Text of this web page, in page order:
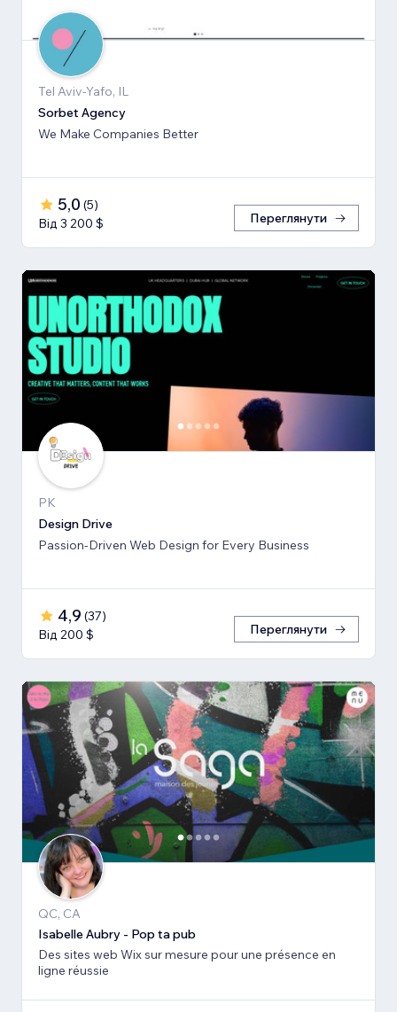
Tel Aviv-Yafo, IL
Sorbet Agency
We Make Companies Better
5,0 (5)
Від 3 200 $
Переглянути
PK
Design Drive
Passion-Driven Web Design for Every Business
4,9 (37)
Від 200 $
Переглянути
QC, CA
Isabelle Aubry - Pop ta pub
Des sites web Wix sur mesure pour une présence en
ligne réussie